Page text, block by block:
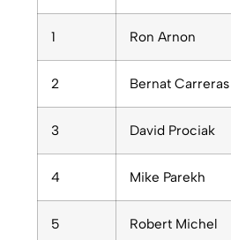
1 Ron Arnon
2 Bernat
3 David Prociak
4 Mike Parekh
5 Robert Michel